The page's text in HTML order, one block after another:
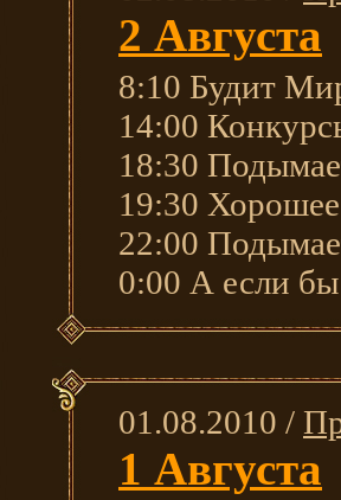
2 Августа
8:10 Будит
14:00
18:30
19:30
22:00
0:00 А если
01.08.2010 /
1 Августа